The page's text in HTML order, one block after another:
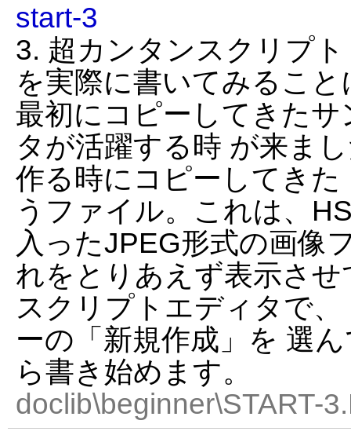
start-3
3. 超カンタンスクリプ
を実際に書いてみるこ
最初にコピーしてきた
タが活躍する時 が来ま
作る時にコピーしてき
うファイル。これは、
入ったJPEG形式の画像
れをとりあえず表示さ
スクリプトエディタで
ーの「新規作成」を 選
ら書き始めます。
doclib\beginner\START-